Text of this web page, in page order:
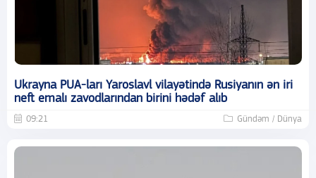
Ukrayna PUA-ları Yaroslavl vilayətində Rusiyanın ən iri
neft emalı zavodlarından birini hədəf alıb
09:21 Gündəm / Dünya